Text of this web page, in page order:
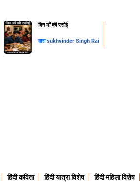
​बिन माँ की रसोई
द्वाराsukhvinder Singh Rai
हिंदी कविता हिंदी यात्रा विशेष
हिंदी महिला विशेष